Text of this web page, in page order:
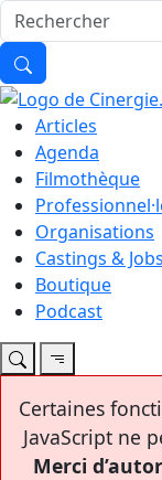
Articles
Agenda
Filmothèque
Organisations
Castings & Jobs
Boutique
Podcast
Certaines
JavaScript ne
Merci